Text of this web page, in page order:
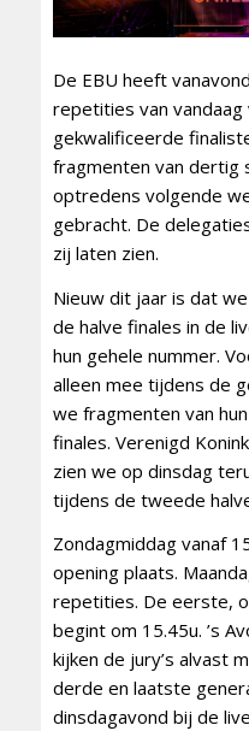
De EBU heeft
repetities van
gekwalificeerde
fragmenten van dertig
optredens volgende
gebracht. De
zij laten zien.
Nieuw dit jaar is dat
de halve finales in de
hun gehele nummer.
alleen mee tijdens de
we fragmenten van
finales. Verenigd
zien we op dinsdag
tijdens de tweede
Zondagmiddag vanaf
opening plaats.
repetities. De eerste,
begint om 15.45u. ’s
kijken de jury’s alvast
derde en laatste
dinsdagavond bij de